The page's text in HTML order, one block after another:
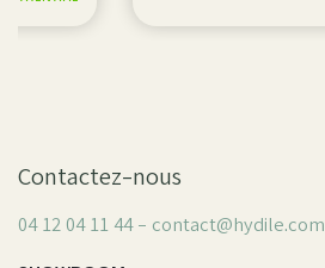
Contactez-nous
04 12 04 11 44 - contact@hydile.com